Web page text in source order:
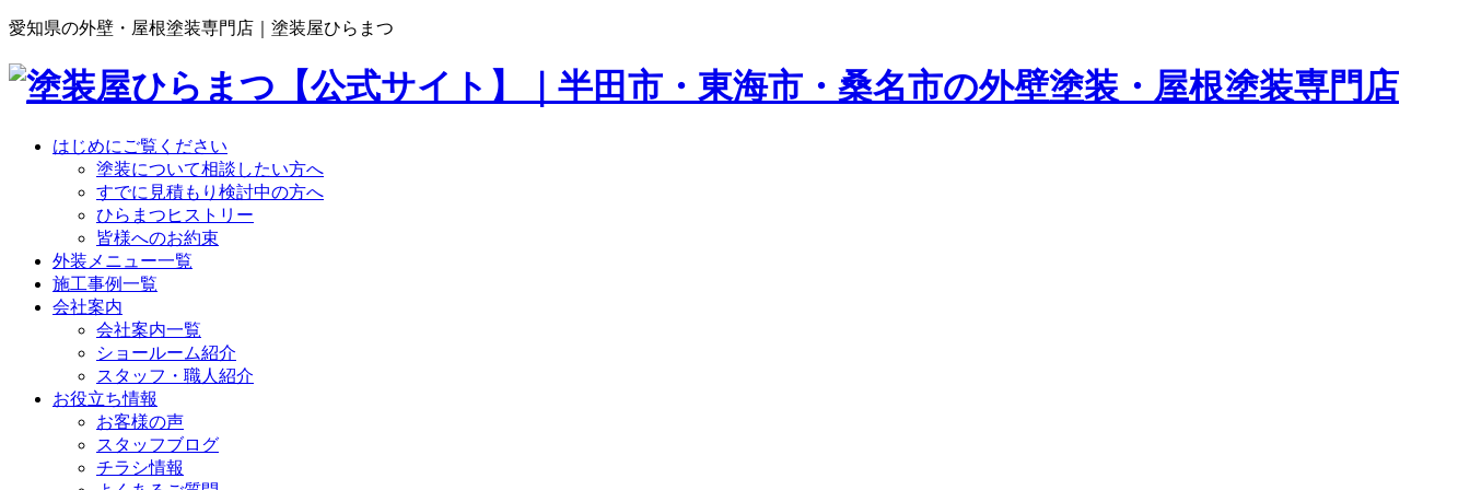
愛知県の外壁・屋根塗装専門店｜塗装屋ひらまつ
はじめにご覧ください
塗装について相談したい方へ
すでに見積もり検討中の方へ
ひらまつヒストリー
皆様へのお約束
外装メニュー一覧
施工事例一覧
会社案内
会社案内一覧
ショールーム紹介
スタッフ・職人紹介
お役立ち情報
お客様の声
スタッフブログ
チラシ情報